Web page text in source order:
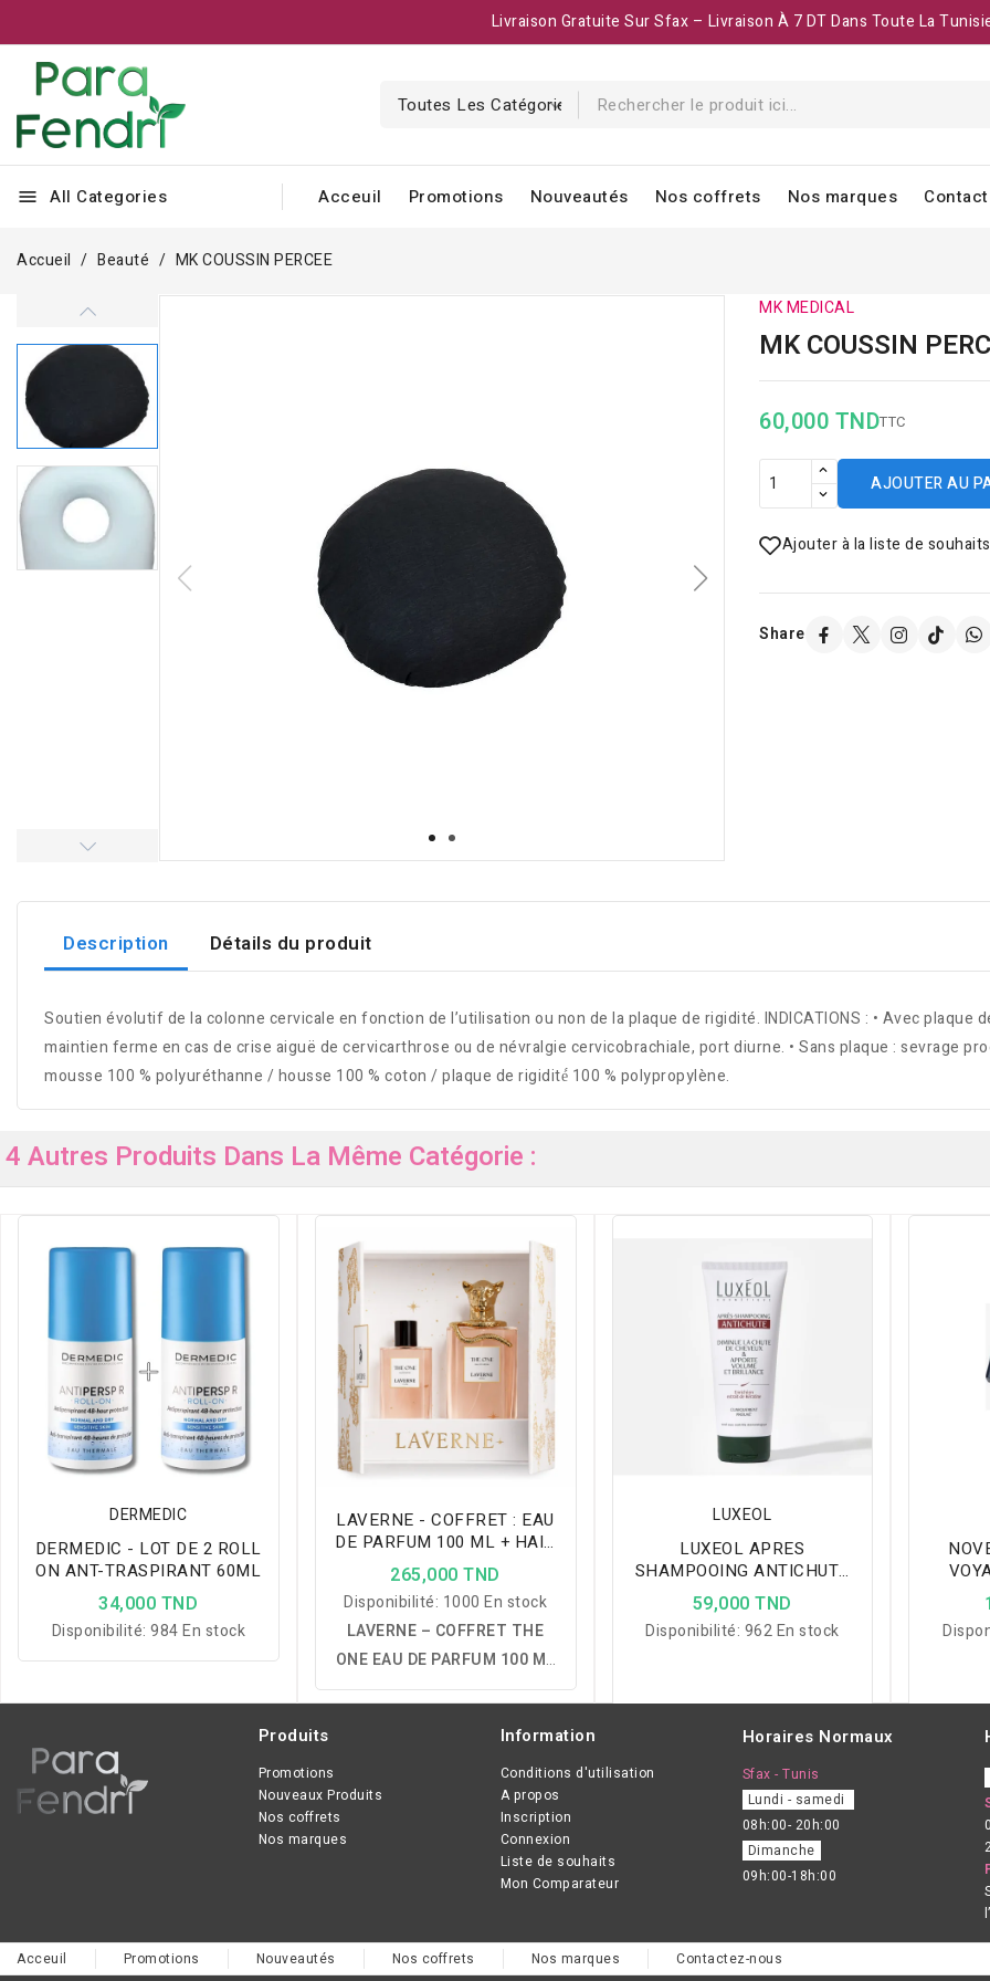
Livraison Gratuite Sur Sfax – Livraison À 7 DT Dans Toute La
menu All Categories Acceuil Promotions Nouveautés Nos coffrets Nos marques
Accueil Beauté MK COUSSIN PERCEE
MK MEDICAL
MK COUSSIN
60,000 TNDTTC
AJOUTER AU
Ajouter à la liste de souhaits
Share
Description Détails du produit
Soutien évolutif de la colonne cervicale en fonction de l’utilisation ou non de la plaque de rigidité. INDICATIONS : • Avec
maintien ferme en cas de crise aiguë de cervicarthrose ou de névralgie cervicobrachiale, port diurne. • Sans plaque : sevrage
mousse 100 % polyuréthanne / housse 100 % coton / plaque de rigidité́ 100 % polypropylène.
4 Autres Produits Dans La Même Catégorie :
DERMEDIC
DERMEDIC - LOT DE 2 ROLL
ON ANT-TRASPIRANT 60ML
34,000 TND
Disponibilité:984 En stock
LAVERNE - COFFRET : EAU
DE PARFUM 100 ML + HAIR
MIST - THE ONE
265,000 TND
Disponibilité: 1000 En stock
LAVERNE – COFFRET THE
ONE EAU DE PARFUM 100 ML
+ HAIR MIST 50 ML :un
associant une Eau de Parfum
100 ml et un Hair Mist 50 ml,
offrant une fragrance florale,
fruitée et musquée au sillage
élégant, raffiné et longue
LUXEOL
LUXEOL APRES
SHAMPOOING ANTICHUTE
200ML
59,000 TND
Disponibilité: 962 En stock
Produits
Promotions
Nouveaux Produits
Nos coffrets
Nos marques
Information
Conditions d'utilisation
A propos
Inscription
Connexion
Liste de souhaits
Mon Comparateur
Horaires Normaux
Sfax - Tunis
Lundi - samedi
08h:00- 20h:00
Dimanche
09h:00-18h:00
Acceuil Promotions Nouveautés Nos coffrets Nos marques Contactez-nous